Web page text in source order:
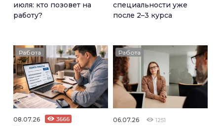
июля: кто позовет на
работу?
специальности уже
после 2–3 курса
Работа
08.07.26 3666
Работа
06.07.26 1251